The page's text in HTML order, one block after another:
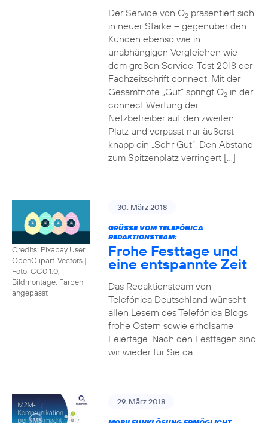
Der Service von O2präsentiert sich
in neuer Stärke – gegenüber den
Kunden ebenso wie in
unabhängigen Vergleichen wie
dem großen Service-Test 2018 der
Fachzeitschrift connect. Mit der
Gesamtnote „Gut“ springt O2in der
connect Wertung der
Netzbetreiber auf den zweiten
Platz und verpasst nur äußerst
knapp ein „Sehr Gut“. Den Abstand
zum Spitzenplatz verringert […]
Credits: Pixabay User
OpenClipart-Vectors |
Foto: CC0 1.0,
Bildmontage, Farben
angepasst
30. März 2018
GRÜSSE VOM TELEFÓNICA R
EDAKTIONSTEAM:
Frohe Festtage und
eine entspannte Zeit
Das Redaktionsteam von
Telefónica Deutschland wünscht
allen Lesern des Telefónica Blogs
frohe Ostern sowie erholsame
Feiertage. Nach den Festtagen sind
wir wieder für Sie da.
29. März 2018